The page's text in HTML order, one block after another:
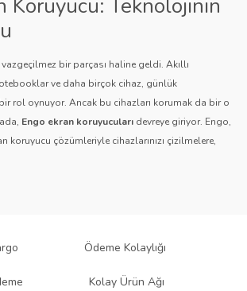
Koruyucu: Teknolojinin
vazgeçilmez bir parçası haline geldi. Akıllı
ve daha birçok cihaz, günlük
rol oynuyor. Ancak bu cihazları korumak da bir o
Engo ekran koruyucuları devreye giriyor. Engo,
koruyucu çözümleriyle cihazlarınızı çizilmelere,
, uzun yıllara dayanan tecrübesi ve teknolojiye
sürecinden geçirir. Kullanıcı dostu tasarımı
Ödeme Kolaylığı
Kolay Ürün Ağı